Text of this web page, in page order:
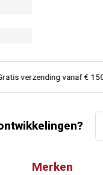
verzending vanaf € 150
Merken